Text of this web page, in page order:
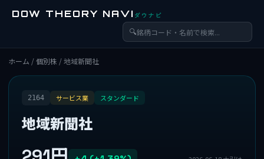
DOW THEORY NAVI ダウナビ
🔍
ホーム /個別株 / 地域新聞社
2164 サービス業 スタンダード
地域新聞社